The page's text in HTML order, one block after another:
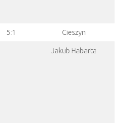
5:1 Cieszyn
Jakub Habarta